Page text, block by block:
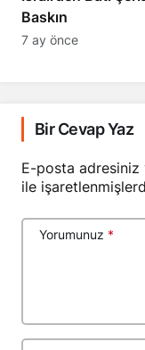
Baskın
7 ay önce
Bir Cevap Yaz
E-posta adresiniz
ile
Yorumunuz *